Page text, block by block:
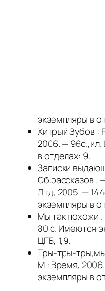
экземпляры в
Хитрый Зубов :
2006. —
в отделах: 9.
Записки
Сб.рассказов .
Лтд, 2005. —
экземпляры в
Мы так похожи
80 с. Имеются
ЦГБ, 1,9.
Тры-тры-
М : Время,
экземпляры в